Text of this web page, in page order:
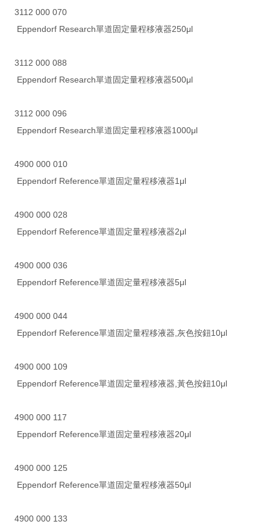
3112 000 070
Eppendorf Research單道固定量程移液器250μl
3112 000 088
Eppendorf Research單道固定量程移液器500μl
3112 000 096
Eppendorf Research單道固定量程移液器1000μl
4900 000 010
Eppendorf Reference單道固定量程移液器1μl
4900 000 028
Eppendorf Reference單道固定量程移液器2μl
4900 000 036
Eppendorf Reference單道固定量程移液器5μl
4900 000 044
Eppendorf Reference單道固定量程移液器,灰色按鈕10μl
4900 000 109
Eppendorf Reference單道固定量程移液器,黃色按鈕10μl
4900 000 117
Eppendorf Reference單道固定量程移液器20μl
4900 000 125
Eppendorf Reference單道固定量程移液器50μl
4900 000 133